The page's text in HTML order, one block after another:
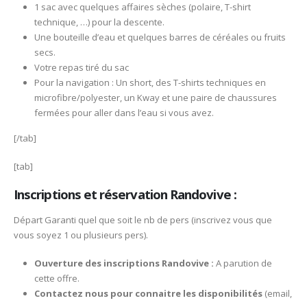
1 sac avec quelques affaires sèches (polaire, T-shirt
technique, …) pour la descente.
Une bouteille d’eau et quelques barres de céréales ou fruits
secs.
Votre repas tiré du sac
Pour la navigation : Un short, des T-shirts techniques en
microfibre/polyester, un Kway et une paire de chaussures
fermées pour aller dans l’eau si vous avez.
[/tab]
[tab]
Inscriptions et réservation Randovive :
Départ Garanti quel que soit le nb de pers (inscrivez vous que
vous soyez 1 ou plusieurs pers).
Ouverture des inscriptions Randovive : A parution de
cette offre.
Contactez nous pour connaitre les disponibilités(email,